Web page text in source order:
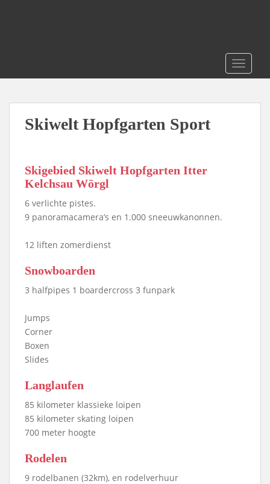
o
Skiwelt Hopfgarten Sport
Skigebied Skiwelt Hopfgarten Itter
Kelchsau Wörgl
6 verlichte pistes.
9 panoramacamera’s en 1.000 sneeuwkanonnen.
12 liften zomerdienst
Snowboarden
3 halfpipes 1 boardercross 3 funpark
Jumps
Corner
Boxen
Slides
Langlaufen
85 kilometer klassieke loipen
85 kilometer skating loipen
700 meter hoogte
Rodelen
9 rodelbanen (32km), en rodelverhuur